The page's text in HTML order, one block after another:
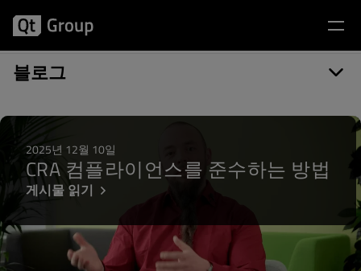
블로그
게시물 카테고리: グラフィックス
2025년 12월 10일
CRA 컴플라이언스를 준수하는 방법
게시물 읽기